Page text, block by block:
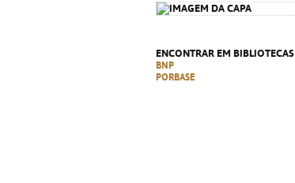
ENCONTRAR EM BIBLIOTECAS
BNP
PORBASE